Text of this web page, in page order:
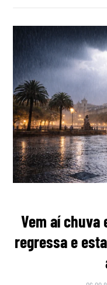
Vem aí chuva
regressa e